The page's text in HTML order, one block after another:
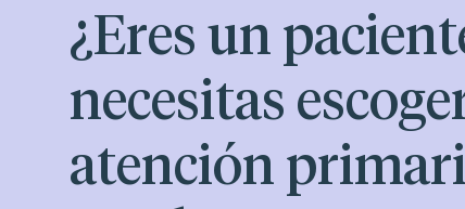
¿Eres un
necesitas
atención